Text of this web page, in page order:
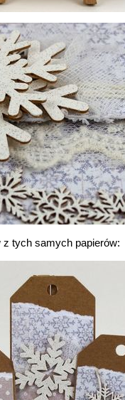
z tych samych papierów: